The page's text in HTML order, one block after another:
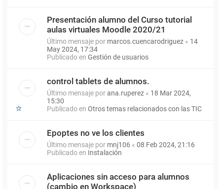
Presentación alumno del Curso tutorial
aulas virtuales Moodle 2020/21
Último mensaje por marcos.cuencarodriguez « 14
May 2024, 17:34
Publicado en Gestión de usuarios
control tablets de alumnos.
Último mensaje porana.ruperez « 18 Mar 2024,
15:30
Publicado en Otros temas relacionados con las TIC
Epoptes no ve los clientes
Último mensaje por mnj106 « 08 Feb 2024, 21:16
Publicado en Instalación
Aplicaciones sin acceso para alumnos
(cambio en Workspace)